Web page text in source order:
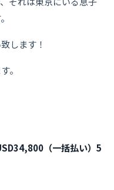
します！
。
（一括払い）5